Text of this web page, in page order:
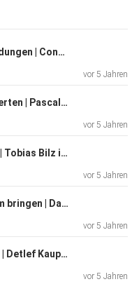
mal nicht zum
Fragen
eine Menge
Wie trifft Kirche Entscheidungen | Conny Greiner im Kreuzverhöhr mit Manuel Herold und Ronja Sauerbrey
vor 5 Jahren
Kindererziehung vom Experten | Pascal Heberlein im Kreuzverhöhr mit Manuel Herold und Louis Greiner
vor 5 Jahren
Was Kirche falsch macht! | Tobias Bilz im Kreuzverhöhr mit Johann Greiner und Ronja Sauerbrey
vor 5 Jahren
Wie Kinder das Evangelium bringen | Daniel Kleinsorge im Kreuzverhöhr mit Johann Greiner und Ronja Sauerbrey
vor 5 Jahren
Wie wird Kirche lebendig? | Detlef Kauper im Kreuzverhöhr mit Johann Greiner und Ronja Sauerbrey
vor 5 Jahren